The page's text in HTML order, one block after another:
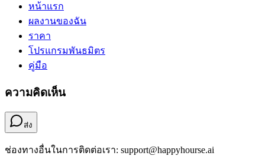
หน้าแรก
ผลงานของฉัน
ราคา
โปรแกรมพันธมิตร
คู่มือ
ความคิดเห็น
ส่ง
ช่องทางอื่นในการติดต่อเรา: support@happyhourse.ai